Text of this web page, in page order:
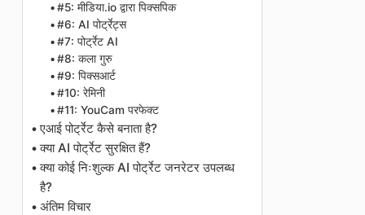
#5: मीडिया.io द्वारा पिक्सपिक
#6: AI पोर्ट्रेट्स
#7: पोर्ट्रेट AI
#8: कला गुरु
#9: पिक्सआर्ट
#10: रेमिनी
#11: YouCam परफेक्ट
एआई पोर्ट्रेट कैसे बनाता है?
क्या AI पोर्ट्रेट सुरक्षित हैं?
क्या कोई निःशुल्क AI पोर्ट्रेट जनरेटर उपलब्ध
है?
अंतिम विचार